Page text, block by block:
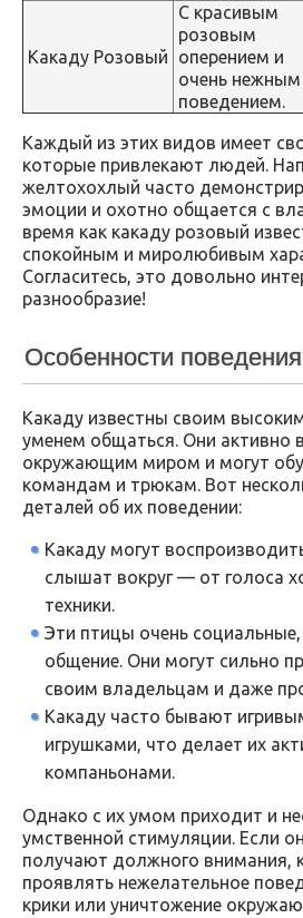
Какаду Розовый
С красивым
розовым
оперением и
очень нежным
поведением.
Каждый из этих видов имеет
которые привлекают людей.
желтохохлый часто
эмоции и охотно общается с
время как какаду розовый
спокойным и миролюбивым
Согласитесь, это довольно
разнообразие!
Особенности
Какаду известны своим
уменем общаться. Они активно
окружающим миром и могут
командам и трюкам. Вот
деталей об их поведении:
Какаду могут
слышат вокруг — от голоса
техники.
Эти птицы очень
общение. Они могут сильно
своим владельцам и даже
Какаду часто бывают
игрушками, что делает их
компаньонами.
Однако с их умом приходит и
умственной стимуляции. Если
получают должного внимания,
проявлять нежелательное
крики или уничтожение